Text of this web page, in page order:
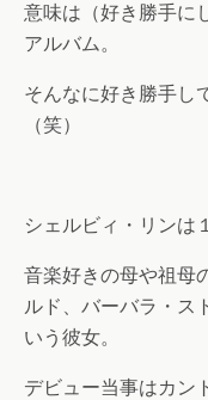
意味は（好き勝手に
アルバム。
そんなに好き勝手し
（笑）
シェルビィ・リンは
音楽好きの母や祖母
ルド、バーバラ・ス
いう彼女。
デビュー当事はカン